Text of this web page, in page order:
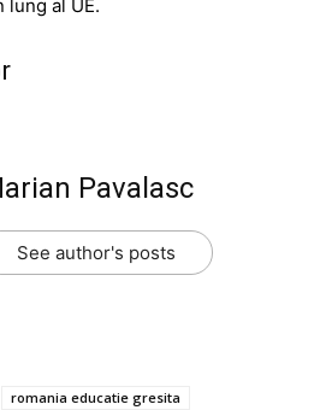
al UE.
Pavalasc
See author's posts
romania educatie gresita